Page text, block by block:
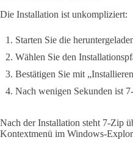
Die Installation ist unkompliziert:
Starten Sie die
Wählen Sie den
Bestätigen Sie mit
Nach wenigen Sekunden ist
Nach der Installation steht 7-Zip
Kontextmenü im Windows-